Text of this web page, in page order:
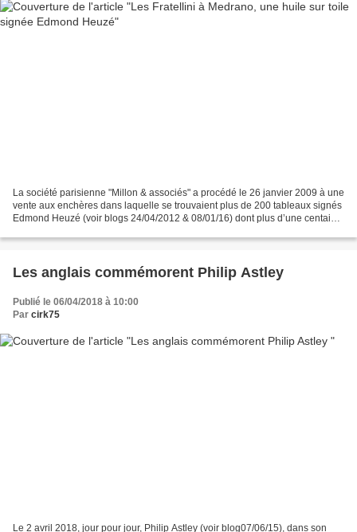
La société parisienne "Millon & associés" a procédé le 26 janvier 2009 à une
vente aux enchères dans laquelle se trouvaient plus de 200 tableaux signés
Edmond Heuzé (voir blogs 24/04/2012 & 08/01/16) dont plus d’une centaine
Les anglais commémorent Philip Astley
Publié le 06/04/2018 à 10:00
Par cirk75
Le 2 avril 2018, jour pour jour, Philip Astley (voir blog07/06/15), dans son